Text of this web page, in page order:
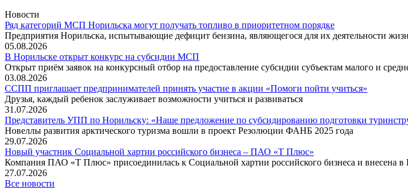
Новости
Ряд категорий МСП Норильска могут получать топливо в приоритетном порядке
Предприятия Норильска, испытывающие дефицит бензина, являющегося для их деятельности
05.08.2026
В Норильске открыт конкурс на субсидии МСП
Открыт приём заявок на конкурсный отбор на предоставление субсидии субъектам малого и
03.08.2026
ССПП приглашает предпринимателей принять участие в акции «Помоги пойти учиться»
Друзья, каждый ребенок заслуживает возможности учиться и развиваться
31.07.2026
Представитель УПП по Норильску: «Наше предложение по субсидированию подготовки
Новеллы развития арктического туризма вошли в проект Резолюции ФАНБ 2025 года
29.07.2026
Новый участник Социальной хартии российского бизнеса – ПАО «Т Плюс»
Компания ПАО «Т Плюс» присоединилась к Социальной хартии российского бизнеса и внесена в
27.07.2026
Все новости